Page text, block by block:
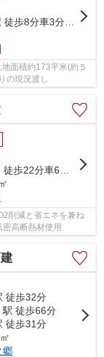
歩8分車3分 0.8km
面積約173平米(約５
の現況渡し
歩22分車6分 2.0km
削減と省エネを兼ね
高断熱材使用
徒歩32分
駅 徒歩66分
徒歩31分
郷